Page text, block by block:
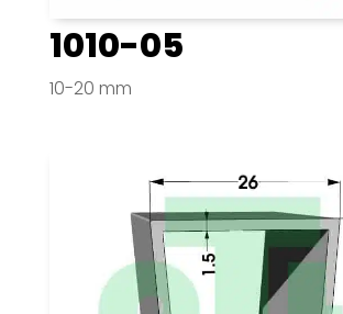
1010-05
10-20 mm